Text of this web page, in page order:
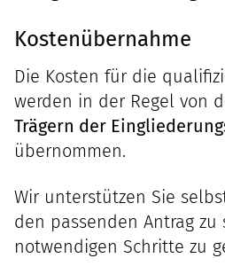
Kostenübernahme
Die Kosten für die
werden in der Regel von
Trägern der
übernommen.
Wir unterstützen Sie
den passenden Antrag
notwendigen Schritte zu